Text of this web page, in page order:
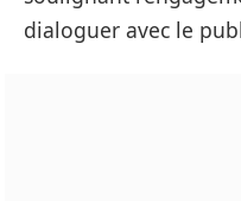
dialoguer avec le